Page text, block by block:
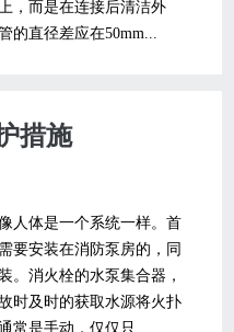
，而是在连接后清洁外
的直径差应在50mm...
措施
人体是一个系统一样。首
要安装在消防泵房的，同
。消火栓的水泵集合器，
时及时的获取水源将火扑
常是手动，仅仅只...